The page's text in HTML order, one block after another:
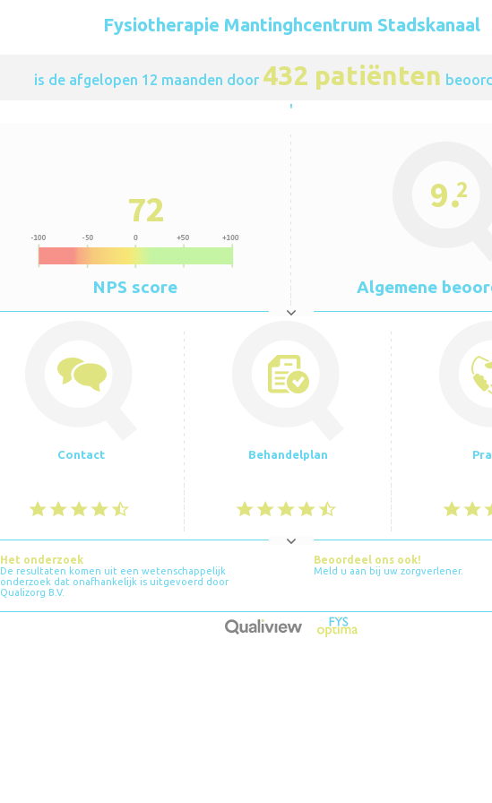
Fysiotherapie Mantinghcentrum Stadskanaal
is de afgelopen 12 maanden door 432 patiënten
'
72
NPS score
9.2
Algemene
Contact Behandelplan
Het onderzoek
De resultaten komen uit een wetenschappelijk
onderzoek dat onafhankelijk is uitgevoerd door
Qualizorg B.V.
Beoordeel ons ook!
Meld u aan bij uw zorgverlener.